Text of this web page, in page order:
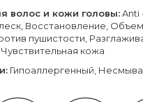
волос и кожи головы:Anti
Восстановление,
пушистости,
кожа
Гипоаллергенный,